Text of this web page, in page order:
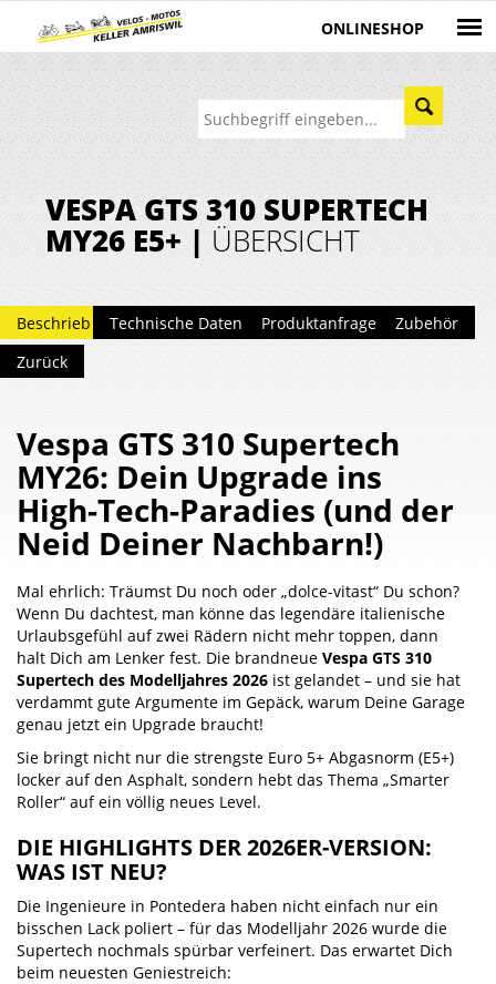
ONLINESHOP
VESPA GTS 310 SUPERTECH
MY26 E5+ |ÜBERSICHT
Beschrieb Technische Daten Produktanfrage
Zubehör
Zurück
Vespa GTS 310 Supertech
MY26: Dein Upgrade ins
High-Tech-Paradies (und der
Neid Deiner Nachbarn!)
Mal ehrlich: Träumst Du noch oder „dolce-vitast“ Du schon?
Wenn Du dachtest, man könne das legendäre italienische
Urlaubsgefühl auf zwei Rädern nicht mehr toppen, dann
halt Dich am Lenker fest. Die brandneue Vespa GTS 310
Supertech des Modelljahres 2026 ist gelandet – und sie hat
verdammt gute Argumente im Gepäck, warum Deine Garage
genau jetzt ein Upgrade braucht!
Sie bringt nicht nur die strengste Euro 5+ Abgasnorm (E5+)
locker auf den Asphalt, sondern hebt das Thema „Smarter
Roller“ auf ein völlig neues Level.
DIE HIGHLIGHTS DER 2026ER-VERSION:
WAS IST NEU?
Die Ingenieure in Pontedera haben nicht einfach nur ein
bisschen Lack poliert – für das Modelljahr 2026 wurde die
Supertech nochmals spürbar verfeinert. Das erwartet Dich
beim neuesten Geniestreich: